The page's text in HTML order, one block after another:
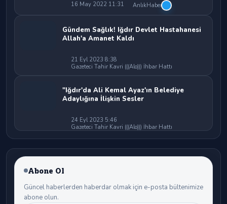
16 May 2022 11:31 AnlıkHaber
Gündem Sağlık! Iğdır Devlet Hastahanesi
Allah'a Amanet Kaldı
21 Eyl 2023 8:38
Gazeteci Tahir Kavri (((Alo))) İhbar Hattı
"Iğdır'da Ali Kemal Ayaz'ın Belediye
Adaylığına İlişkin Sesler
24 Eyl 2023 5:46
Gazeteci Tahir Kavri (((Alo))) İhbar Hattı
Abone Ol
Güncel haberlerden haberdar olmak için e-posta bültenimize
abone olun.